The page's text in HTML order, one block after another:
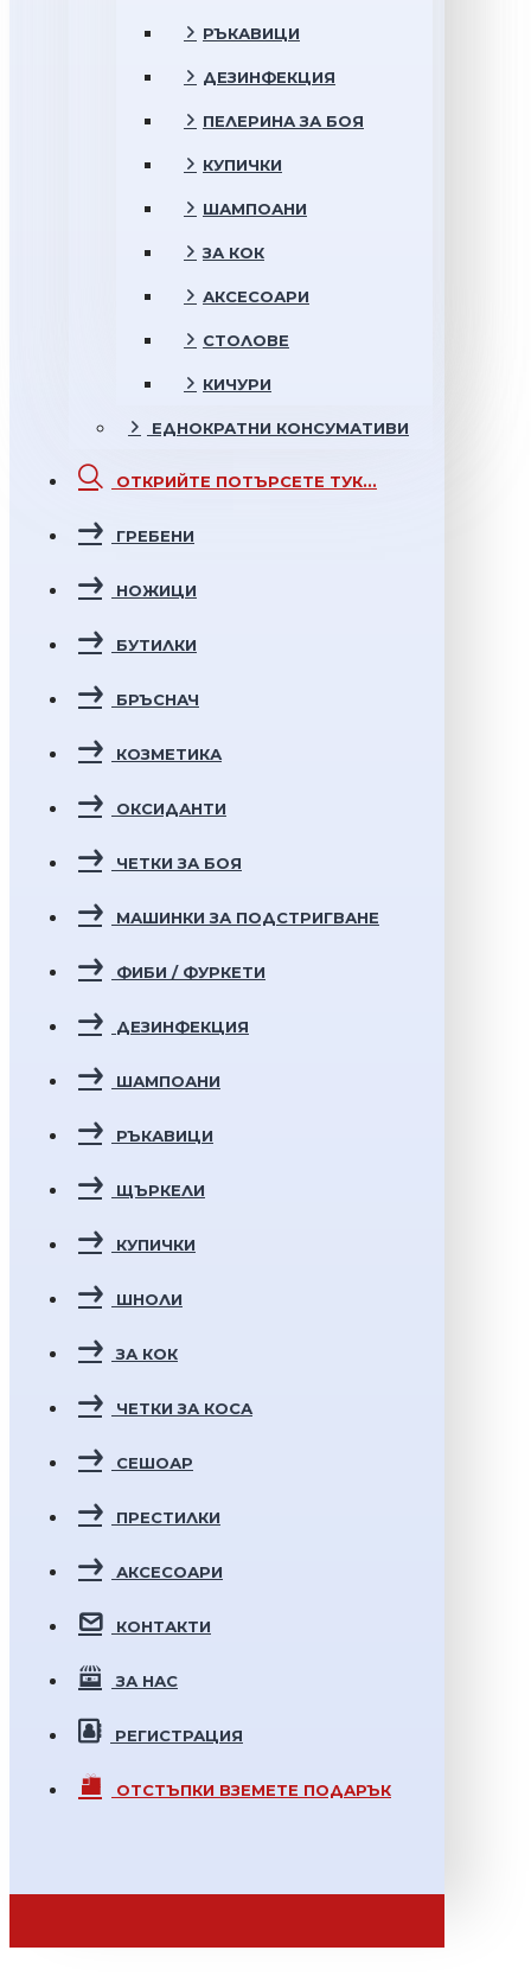
РЪКАВИЦИ
ДЕЗИНФЕКЦИЯ
ПЕЛЕРИНА ЗА БОЯ
КУПИЧКИ
ШАМПОАНИ
ЗА КОК
АКСЕСОАРИ
СТОЛОВЕ
КИЧУРИ
ЕДНОКРАТНИ КОНСУМАТИВИ
ОТКРИЙТЕ ПОТЪРСЕТЕ ТУК...
ГРЕБЕНИ
НОЖИЦИ
БУТИЛКИ
БРЪСНАЧ
КОЗМЕТИКА
ОКСИДАНТИ
ЧЕТКИ ЗА БОЯ
МАШИНКИ ЗА ПОДСТРИГВАНЕ
ФИБИ / ФУРКЕТИ
ДЕЗИНФЕКЦИЯ
ШАМПОАНИ
РЪКАВИЦИ
ЩЪРКЕЛИ
КУПИЧКИ
ШНОЛИ
ЗА КОК
ЧЕТКИ ЗА КОСА
СЕШОАР
ПРЕСТИЛКИ
АКСЕСОАРИ
КОНТАКТИ
ЗА НАС
РЕГИСТРАЦИЯ
ОТСТЪПКИ ВЗЕМЕТЕ ПОДАРЪК